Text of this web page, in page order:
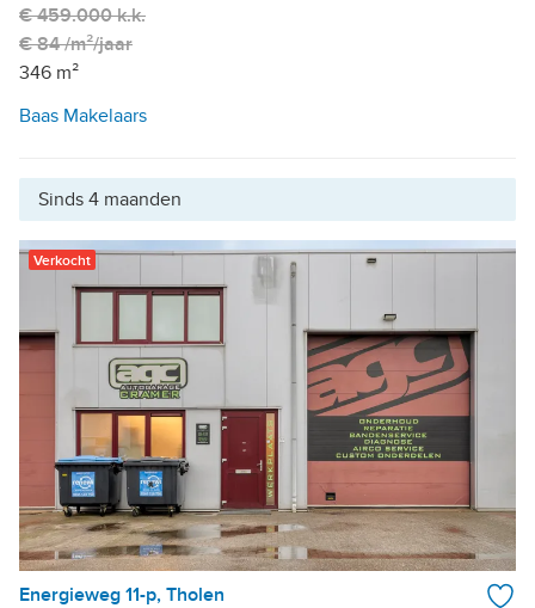
€ 459.000 k.k.
€ 84 /m²/jaar
346 m²
Baas Makelaars
Sinds 4 maanden
Verkocht
Energieweg 11-p, Tholen